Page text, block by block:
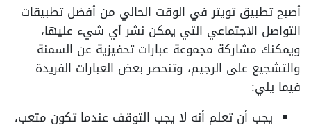
أصبح تطبيق تويتر في الوقت الحالي من أفضل تطبيقات
التواصل الاجتماعي التي يمكن نشر أي شيء عليها،
ويمكنك مشاركة مجموعة عبارات تحفيزية عن السمنة
والتشجيع على الرجيم، وتنحصر بعض العبارات الفريدة
فيما يلي:
يجب أن تعلم أنه لا يجب التوقف عندما تكون متعب،